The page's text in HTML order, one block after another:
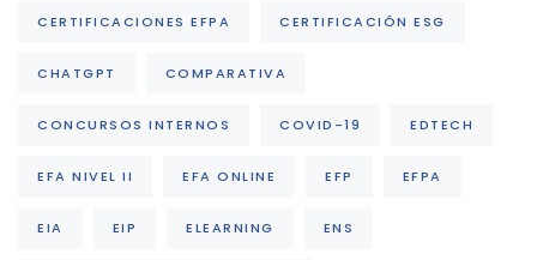
CERTIFICACIONES EFPA CERTIFICACIÓN ESG
CHATGPT COMPARATIVA
CONCURSOS INTERNOS COVID-19 EDTECH
EFA NIVEL II EFA ONLINE EFP EFPA
EIA EIP ELEARNING ENS